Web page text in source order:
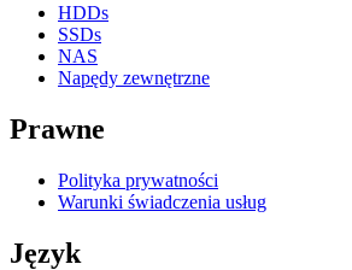
HDDs
SSDs
NAS
Napędy zewnętrzne
Prawne
Polityka prywatności
Warunki świadczenia usług
Język